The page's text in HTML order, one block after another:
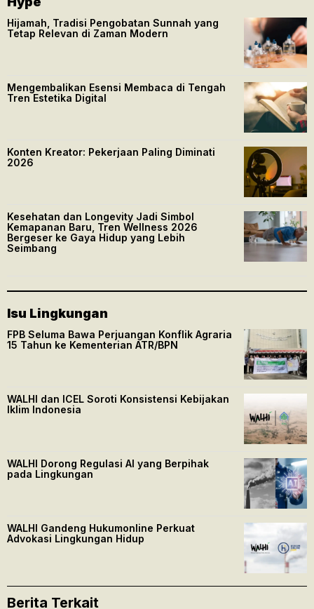
Hijamah, Tradisi Pengobatan Sunnah yang
Tetap Relevan di Zaman Modern
Mengembalikan Esensi Membaca di Tengah
Tren Estetika Digital
Konten Kreator: Pekerjaan Paling Diminati
2026
Kesehatan dan Longevity Jadi Simbol
Kemapanan Baru, Tren Wellness 2026
Bergeser ke Gaya Hidup yang Lebih
Seimbang
Isu Lingkungan
FPB Seluma Bawa Perjuangan Konflik Agraria
15 Tahun ke Kementerian ATR/BPN
WALHI dan ICEL Soroti Konsistensi Kebijakan
Iklim Indonesia
WALHI Dorong Regulasi AI yang Berpihak
pada Lingkungan
WALHI Gandeng Hukumonline Perkuat
Advokasi Lingkungan Hidup
Berita Terkait